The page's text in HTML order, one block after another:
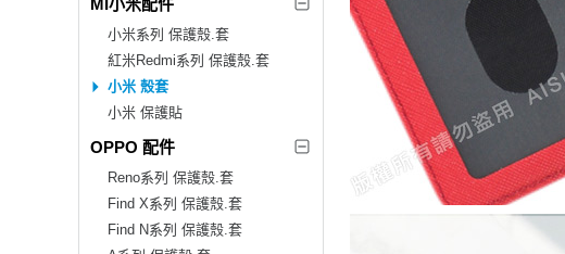
小米系列 保護殼.套
紅米Redmi系列 保護殼.套
小米 殼套
小米 保護貼
OPPO 配件
Reno系列 保護殼.套
Find X系列 保護殼.套
Find N系列 保護殼.套